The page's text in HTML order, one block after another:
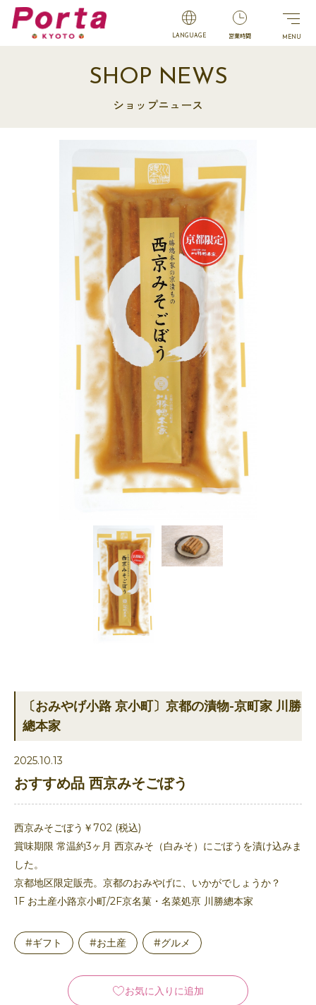
LANGUAGE 営業時間
SHOP NEWS
ショップニュース
〔おみやげ小路 京小町〕京都の漬物-京町家 川勝
總本家
2025.10.13
おすすめ品 西京みそごぼう
西京みそごぼう￥702 (税込)
賞味期限 常温約3ヶ月 西京みそ（白みそ）にごぼうを漬け込みま
した。
京都地区限定販売。京都のおみやげに、いかがでしょうか？
1F お土産小路京小町/2F京名菓・名菜処亰 川勝總本家
#ギフト #お土産 #グルメ
お気に入りに追加